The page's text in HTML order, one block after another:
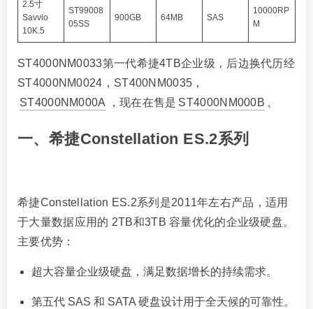
2.5寸
Savvio
10K.5
ST99008
05SS
900GB 64MB SAS
10000RP
M
ST4000NM0033第一代希捷4TB企业级，后边换代历经
ST4000NM0024，ST400NM0035，
ST4000NM000A
，现在在售是 ST4000NM000B 。
一、希捷Constellation ES.2系列
希捷Constellation ES.2系列是2011年左右产品，适用
于大量数据应用的 2TB和3TB 容量优化的企业级硬盘。
主要优势：
超大容量企业级硬盘，满足数据增长的持续需求。
第五代 SAS 和 SATA 硬盘设计用于全天候的可靠性。